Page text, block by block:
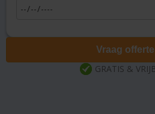
Vraag
GRATIS &